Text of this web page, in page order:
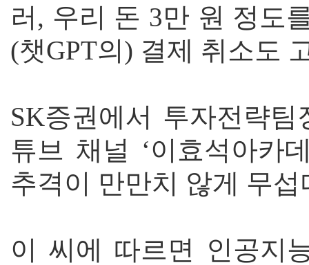
러, 우리 돈 3만 원 정도
(챗GPT의) 결제 취소도
SK증권에서 투자전략
튜브 채널 ‘이효석아카
추격이 만만치 않게 무
이 씨에 따르면 인공지